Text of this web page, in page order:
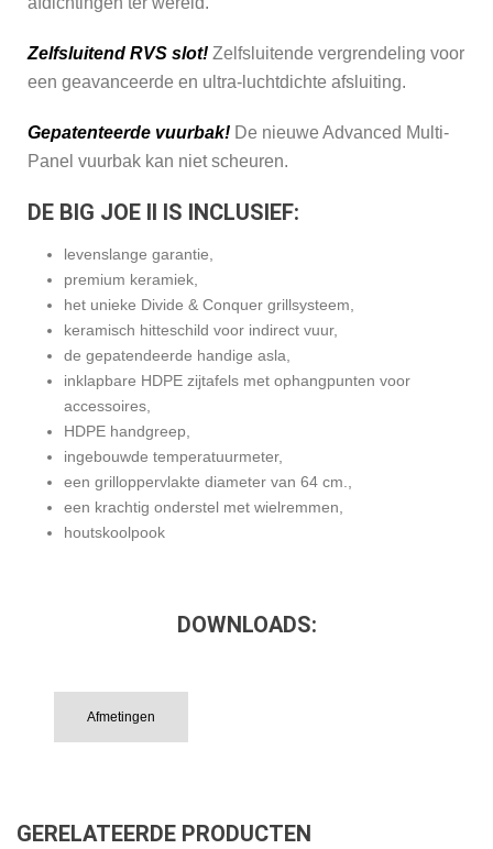
Zelfsluitend RVS slot! Zelfsluitende vergrendeling voor
een geavanceerde en ultra-luchtdichte afsluiting.
Gepatenteerde vuurbak! De nieuwe Advanced Multi-
Panel vuurbak kan niet scheuren.
DE BIG JOE II IS INCLUSIEF:
levenslange garantie,
premium keramiek,
het unieke Divide & Conquer grillsysteem,
keramisch hitteschild voor indirect vuur,
de gepatendeerde handige asla,
inklapbare HDPE zijtafels met ophangpunten voor
accessoires,
HDPE handgreep,
ingebouwde temperatuurmeter,
een grilloppervlakte diameter van 64 cm.,
een krachtig onderstel met wielremmen,
houtskoolpook
DOWNLOADS:
Afmetingen
GERELATEERDE PRODUCTEN